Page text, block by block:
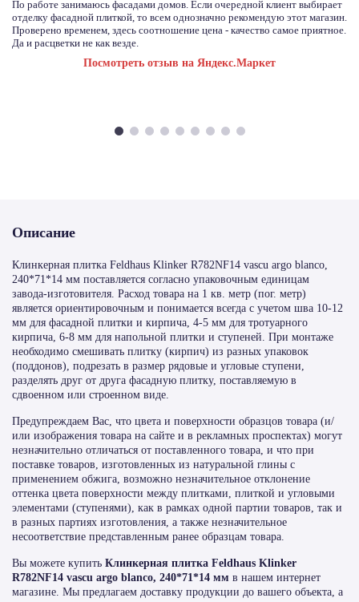
По работе занимаюсь фасадами домов. Если очередной клиент выбирает
отделку фасадной плиткой, то всем однозначно рекомендую этот магазин.
Проверено временем, здесь соотношение цена - качество самое приятное.
Да и расцветки не как везде.
Посмотреть отзыв на Яндекс.Маркет
Описание
Клинкерная плитка Feldhaus Klinker R782NF14 vascu argo blanco,
240*71*14 мм поставляется согласно упаковочным единицам
завода-изготовителя. Расход товара на 1 кв. метр (пог. метр)
является ориентировочным и понимается всегда с учетом шва 10-12
мм для фасадной плитки и кирпича, 4-5 мм для тротуарного
кирпича, 6-8 мм для напольной плитки и ступеней. При монтаже
необходимо смешивать плитку (кирпич) из разных упаковок
(поддонов), подрезать в размер рядовые и угловые ступени,
разделять друг от друга фасадную плитку, поставляемую в
сдвоенном или строенном виде.
Предупреждаем Вас, что цвета и поверхности образцов товара (и/
или изображения товара на сайте и в рекламных проспектах) могут
незначительно отличаться от поставленного товара, и что при
поставке товаров, изготовленных из натуральной глины с
применением обжига, возможно незначительное отклонение
оттенка цвета поверхности между плитками, плиткой и угловыми
элементами (ступенями), как в рамках одной партии товаров, так и
в разных партиях изготовления, а также незначительное
несоответствие представленным ранее образцам товара.
Вы можете купить Клинкерная плитка Feldhaus Klinker
R782NF14 vascu argo blanco, 240*71*14 мм в нашем интернет
магазине. Мы предлагаем доставку продукции до вашего объекта, а